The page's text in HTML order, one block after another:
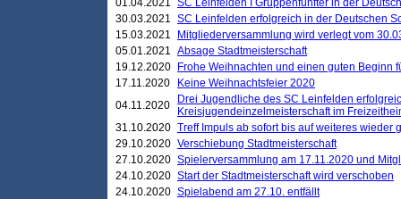
01.04.2021 SC Leinfelden I Gruppenfünfter in der
30.03.2021 SC Leinfelden erfolgreich in der Deutschen
15.03.2021
Mitgliederversammlung wird verlegt vom
05.01.2021 Absage Stadtmeisterschaft
19.12.2020
Frohe Weihnachten und einen guten Beginn
17.11.2020
Keine Weihnachtsfeier 2020
04.11.2020
Drei Jugendliche des SC Leinfelden
Kreisjugendeinzelmeisterschaft im
31.10.2020 Treff Impuls ab sofort bis auf weiteres wieder
29.10.2020 Verschiebung Stadtmeisterschaft
27.10.2020 Spielerversammlung am 17.11.2020 und
24.10.2020 Start der Stadtmeisterschaft wird verschoben
24.10.2020 Spielabend am 27.10. entfällt